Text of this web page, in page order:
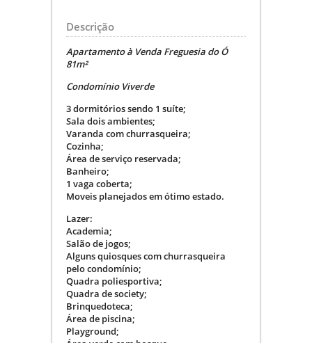
Descrição
Apartamento à Venda Freguesia do Ó
81m²
Condomínio Viverde
3 dormitórios sendo 1 suíte;
Sala dois ambientes;
Varanda com churrasqueira;
Cozinha;
Área de serviço reservada;
Banheiro;
1 vaga coberta;
Moveis planejados em ótimo estado.
Lazer:
Academia;
Salão de jogos;
Alguns quiosques com churrasqueira
pelo condomínio;
Quadra poliesportiva;
Quadra de society;
Brinquedoteca;
Área de piscina;
Playground;